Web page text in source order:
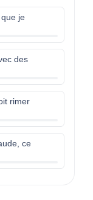
je
des
rimer
ce